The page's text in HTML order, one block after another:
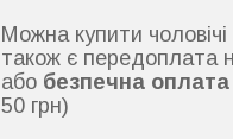
Можна купити
також є передоплата
або безпечна оплата
50 грн)